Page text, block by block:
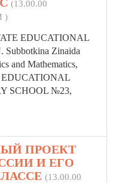
(13.00.00
)
EDUCATIONAL
Zinaida
and Mathematics,
SCHOOL №23,
ПРОЕКТ
И ЕГО
(13.00.00